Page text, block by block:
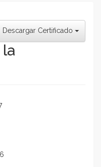
Descargar Certificado